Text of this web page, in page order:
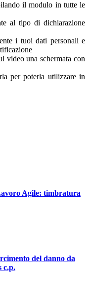
il modulo in tutte le
al tipo di dichiarazione
i tuoi dati personali e
video una schermata con
per poterla utilizzare in
Agile: timbratura
del danno da
c.p.